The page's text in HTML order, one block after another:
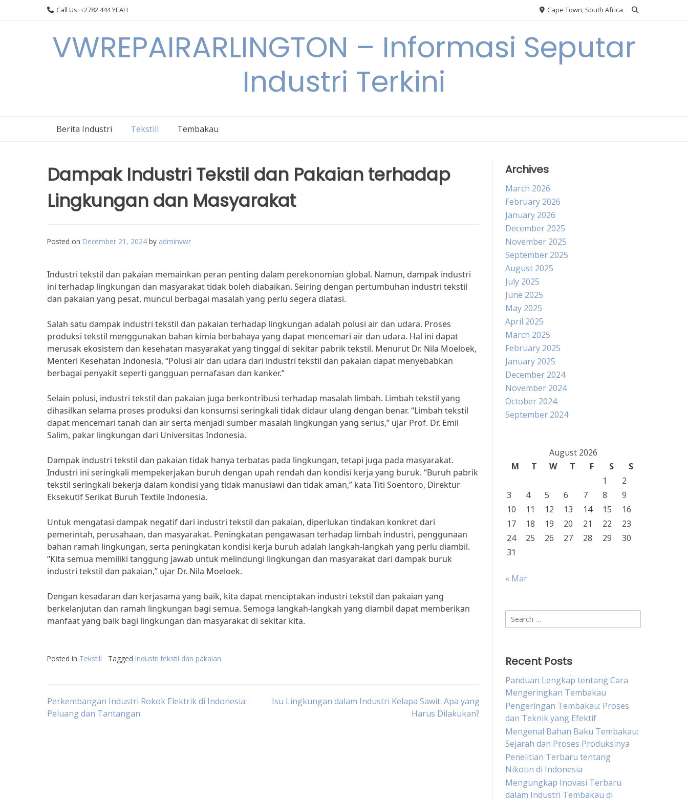
Call Us: +2782 444 YEAH Cape Town, South Africa
VWREPAIRARLINGTON – Informasi Seputar
Industri Terkini
Berita Industri Tekstill Tembakau
Dampak Industri Tekstil dan Pakaian terhadap
Lingkungan dan Masyarakat
Posted on December 21, 2024 by adminvwr
Industri tekstil dan pakaian memainkan peran penting dalam perekonomian global. Namun, dampak industri
ini terhadap lingkungan dan masyarakat tidak boleh diabaikan. Seiring dengan pertumbuhan industri tekstil
dan pakaian yang pesat, muncul berbagai masalah yang perlu segera diatasi.
Salah satu dampak industri tekstil dan pakaian terhadap lingkungan adalah polusi air dan udara. Proses
produksi tekstil menggunakan bahan kimia berbahaya yang dapat mencemari air dan udara. Hal ini dapat
merusak ekosistem dan kesehatan masyarakat yang tinggal di sekitar pabrik tekstil. Menurut Dr. Nila Moeloek,
Menteri Kesehatan Indonesia, “Polusi air dan udara dari industri tekstil dan pakaian dapat menyebabkan
berbagai penyakit seperti gangguan pernafasan dan kanker.”
Selain polusi, industri tekstil dan pakaian juga berkontribusi terhadap masalah limbah. Limbah tekstil yang
dihasilkan selama proses produksi dan konsumsi seringkali tidak didaur ulang dengan benar. “Limbah tekstil
dapat mencemari tanah dan air serta menjadi sumber masalah lingkungan yang serius,” ujar Prof. Dr. Emil
Salim, pakar lingkungan dari Universitas Indonesia.
Dampak industri tekstil dan pakaian tidak hanya terbatas pada lingkungan, tetapi juga pada masyarakat.
Industri ini seringkali mempekerjakan buruh dengan upah rendah dan kondisi kerja yang buruk. “Buruh pabrik
tekstil seringkali bekerja dalam kondisi yang tidak manusiawi dan tidak aman,” kata Titi Soentoro, Direktur
Eksekutif Serikat Buruh Textile Indonesia.
Untuk mengatasi dampak negatif dari industri tekstil dan pakaian, diperlukan tindakan konkret dari
pemerintah, perusahaan, dan masyarakat. Peningkatan pengawasan terhadap limbah industri, penggunaan
bahan ramah lingkungan, serta peningkatan kondisi kerja buruh adalah langkah-langkah yang perlu diambil.
“Kita semua memiliki tanggung jawab untuk melindungi lingkungan dan masyarakat dari dampak buruk
industri tekstil dan pakaian,” ujar Dr. Nila Moeloek.
Dengan kesadaran dan kerjasama yang baik, kita dapat menciptakan industri tekstil dan pakaian yang
berkelanjutan dan ramah lingkungan bagi semua. Semoga langkah-langkah yang diambil dapat memberikan
manfaat yang baik bagi lingkungan dan masyarakat di sekitar kita.
Posted in Tekstill Tagged industri tekstil dan pakaian
Post
Perkembangan Industri Rokok Elektrik di Indonesia:
Peluang dan Tantangan
Isu Lingkungan dalam Industri Kelapa Sawit: Apa yang
Harus Dilakukan?
Archives
March 2026
February 2026
January 2026
December 2025
November 2025
September 2025
August 2025
July 2025
June 2025
May 2025
April 2025
March 2025
February 2025
January 2025
December 2024
November 2024
October 2024
September 2024
August 2026
M
T W T F S
S
1
2
3
4 5 6 7 8
9
10
11 12 13 14 15
16
17
18 19 20 21 22
23
24
25 26 27 28 29
30
31
« Mar
Search
for:
Recent Posts
Panduan Lengkap tentang Cara
Mengeringkan Tembakau
Pengeringan Tembakau: Proses
dan Teknik yang Efektif
Mengenal Bahan Baku Tembakau:
Sejarah dan Proses Produksinya
Penelitian Terbaru tentang
Nikotin di Indonesia
Mengungkap Inovasi Terbaru
dalam Industri Tembakau di